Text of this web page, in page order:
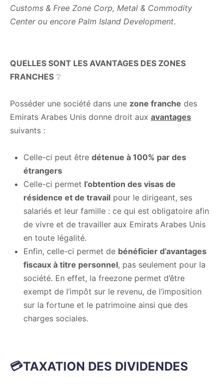
Customs & Free Zone Corp, Metal & Commodity
Center ou encore Palm Island Development.
QUELLES SONT LES AVANTAGES DES ZONES
FRANCHES ❔
Posséder une société dans une zone franche des
Emirats Arabes Unis donne droit aux avantages
suivants :
Celle-ci peut être détenue à 100% par des
étrangers
Celle-ci permet l’obtention des visas de
résidence et de travail pour le dirigeant, ses
salariés et leur famille : ce qui est obligatoire afin
de vivre et de travailler aux Emirats Arabes Unis
en toute légalité.
Enfin, celle-ci permet de bénéficier d’avantages
fiscaux à titre personnel, pas seulement pour la
société. En effet, la freezone permet d’être
exempt de l’impôt sur le revenu, de l’imposition
sur la fortune et le patrimoine ainsi que des
charges sociales.
💳TAXATION DES DIVIDENDES